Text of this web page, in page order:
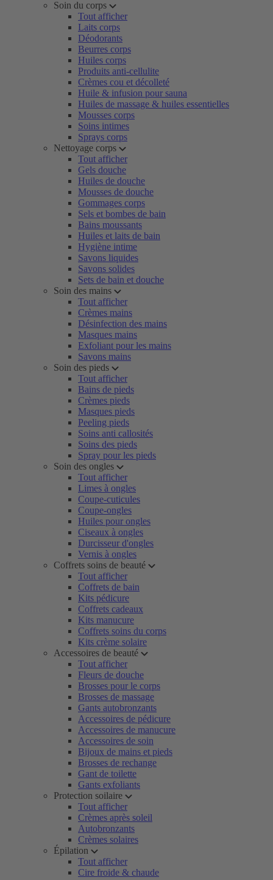
Soin du corps
Tout afficher
Laits corps
Déodorants
Beurres corps
Huiles corps
Produits anti-cellulite
Crèmes cou et décolleté
Huile & infusion pour sauna
Huiles de massage & huiles essentielles
Mousses corps
Soins intimes
Sprays corps
Nettoyage corps
Tout afficher
Gels douche
Huiles de douche
Mousses de douche
Gommages corps
Sels et bombes de bain
Bains moussants
Huiles et laits de bain
Hygiène intime
Savons liquides
Savons solides
Sets de bain et douche
Soin des mains
Tout afficher
Crèmes mains
Désinfection des mains
Masques mains
Exfoliant pour les mains
Savons mains
Soin des pieds
Tout afficher
Bains de pieds
Crèmes pieds
Masques pieds
Peeling pieds
Soins anti callosités
Soins des pieds
Spray pour les pieds
Soin des ongles
Tout afficher
Limes à ongles
Coupe-cuticules
Coupe-ongles
Huiles pour ongles
Ciseaux à ongles
Durcisseur d'ongles
Vernis à ongles
Coffrets soins de beauté
Tout afficher
Coffrets de bain
Kits pédicure
Coffrets cadeaux
Kits manucure
Coffrets soins du corps
Kits crème solaire
Accessoires de beauté
Tout afficher
Fleurs de douche
Brosses pour le corps
Brosses de massage
Gants autobronzants
Accessoires de pédicure
Accessoires de manucure
Accessoires de soin
Bijoux de mains et pieds
Brosses de rechange
Gant de toilette
Gants exfoliants
Protection soilaire
Tout afficher
Crèmes après soleil
Autobronzants
Crèmes solaires
Épilation
Tout afficher
Cire froide & chaude